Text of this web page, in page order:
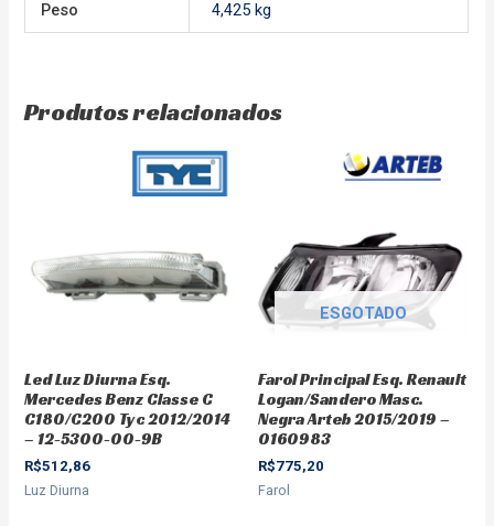
Peso 4,425 kg
Produtos relacionados
Led Luz Diurna Esq.
Mercedes Benz Classe C
C180/C200 Tyc 2012/2014
– 12-5300-00-9B
R$512,86
Luz Diurna
ESGOTADO
Farol Principal Esq. Renault
Logan/Sandero Masc.
Negra Arteb 2015/2019 –
0160983
R$775,20
Farol